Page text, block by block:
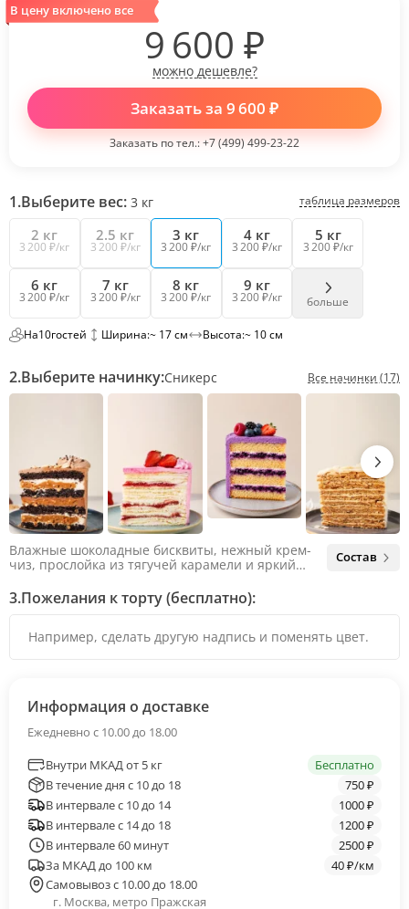
1.Выберите вес: 3 кг таблица размеров
2 кг
3 200 ₽/кг
2.5 кг
3 200 ₽/кг
3 кг
3 200 ₽/кг
4 кг
3 200 ₽/кг
5 кг
3 200 ₽/кг
6 кг
3 200 ₽/кг
7 кг
3 200 ₽/кг
8 кг
3 200 ₽/кг
9 кг
3 200 ₽/кг больше
На10гостей Ширина:~ 17 см Высота:~ 10 см
2.Выберите начинку:Сникерс Все начинки (17)
Влажные шоколадные бисквиты, нежный крем-
чиз, прослойка из тягучей карамели и яркий
яркий вкус шоколада и тягучей карамели, не
оставляя ни единого шанса остаться
Состав
3.Пожелания к торту (бесплатно):
В цену включено все
9 600 ₽
можно дешевле?
Заказать за 9 600 ₽
Заказать по тел.:+7 (499) 499-23-22
Информация о доставке
Ежедневно с 10.00 до 18.00
Внутри МКАД от 5 кг
Бесплатно
В течение дня с 10 до 18
750 ₽
В интервале с 10 до 14
1000 ₽
В интервале с 14 до 18
1200 ₽
В интервале 60 минут
2500 ₽
За МКАД до 100 км
40 ₽/км
Самовывоз с 10.00 до 18.00
г. Москва, метро Пражская